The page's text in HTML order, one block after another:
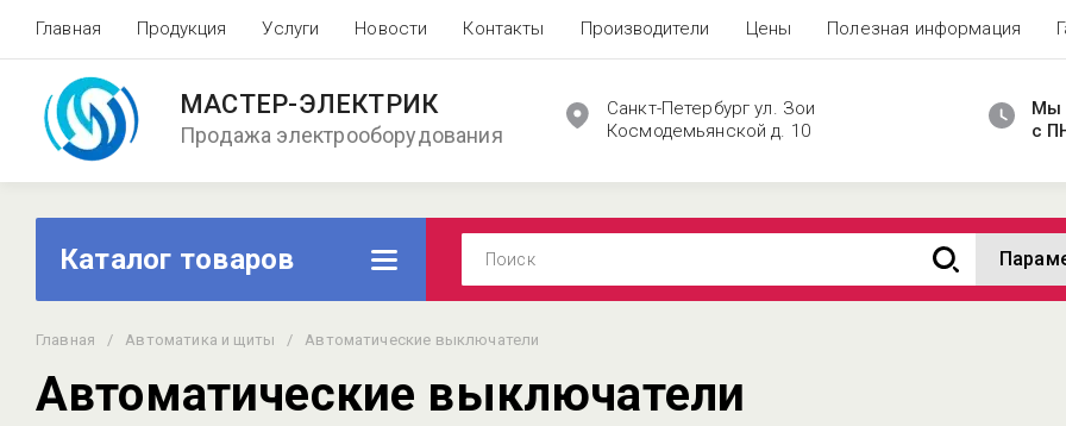
Главная Продукция Услуги Новости Контакты Производители Цены Полезная информация
МАСТЕР-ЭЛЕКТРИК
Продажа электрооборудования
Санкт-Петербург ул. Зои
Космодемьянской д. 10
Мы
с
Каталог товаров
Главная / Автоматика и щиты / Автоматические выключатели
Автоматические выключатели